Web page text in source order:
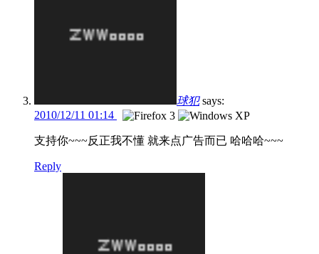
球犯 says:
2010/12/11 01:14
支持你~~~反正我不懂 就来点广告而已 哈哈哈~~~
Reply